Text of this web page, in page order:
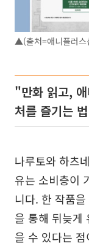
▲(출처=애니플러스
"만화 읽고,
처를 즐기는 법
나루토와 하츠
유는 소비층이
니다. 한 작품
을 통해 뒤늦게
을 수 있다는